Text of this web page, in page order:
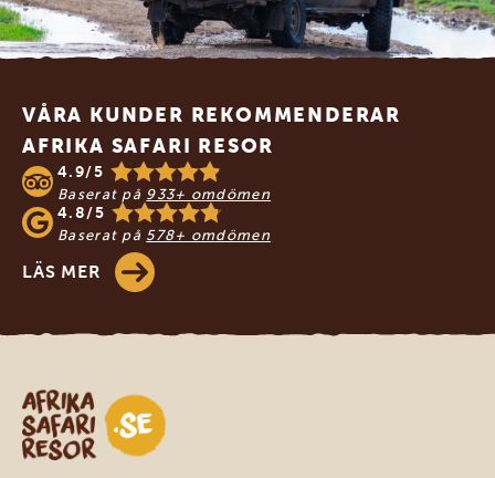
Footer
VÅRA KUNDER REKOMMENDERAR
AFRIKA SAFARI RESOR
4.9/5
Baserat på 933+ omdömen
4.8/5
Baserat på 578+ omdömen
LÄS MER
Safari-resor i Afrika